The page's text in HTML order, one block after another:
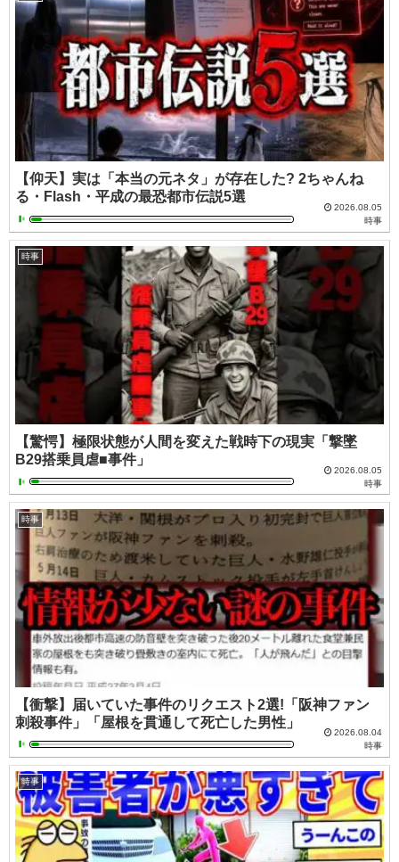
【仰天】実は「本当の元ネタ」が存在した? 2ちゃんね
る・Flash・平成の最恐都市伝説5選
2026.08.05
時事
時事
【驚愕】極限状態が人間を変えた戦時下の現実「撃墜
B29搭乗員虐■事件」
2026.08.05
時事
時事
【衝撃】届いていた事件のリクエスト2選!「阪神ファン
刺殺事件」「屋根を貫通して死亡した男性」
2026.08.04
時事
時事